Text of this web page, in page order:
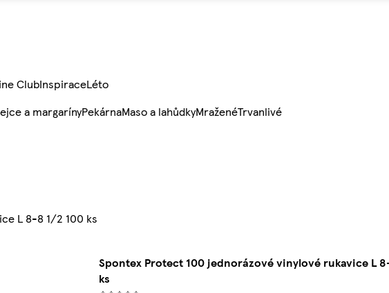
ClubInspiraceLéto
a margarínyPekárnaMaso a lahůdkyMraženéTrvanlivé
L 8-8 1/2 100 ks
Spontex Protect 100 jednorázové vinylové rukavice L
ks